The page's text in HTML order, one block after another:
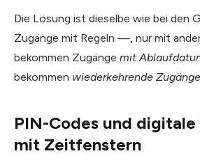
Die Lösung ist dieselbe wie bei den
Zugänge mit Regeln —, nur mit
bekommen Zugänge mit
bekommen wiederkehrende
PIN-Codes und digitale
mit Zeitfenstern